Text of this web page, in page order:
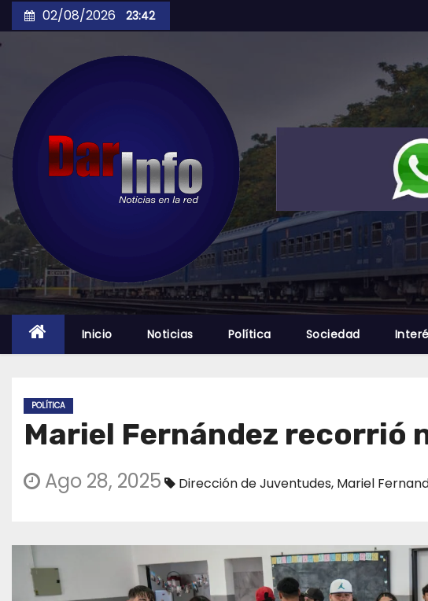
to
02/08/2026 23:42
Inicio Noticias Política Sociedad
POLÍTICA
Mariel Fernández recorrió
Ago 28, 2025 Dirección de Juventudes, Mariel